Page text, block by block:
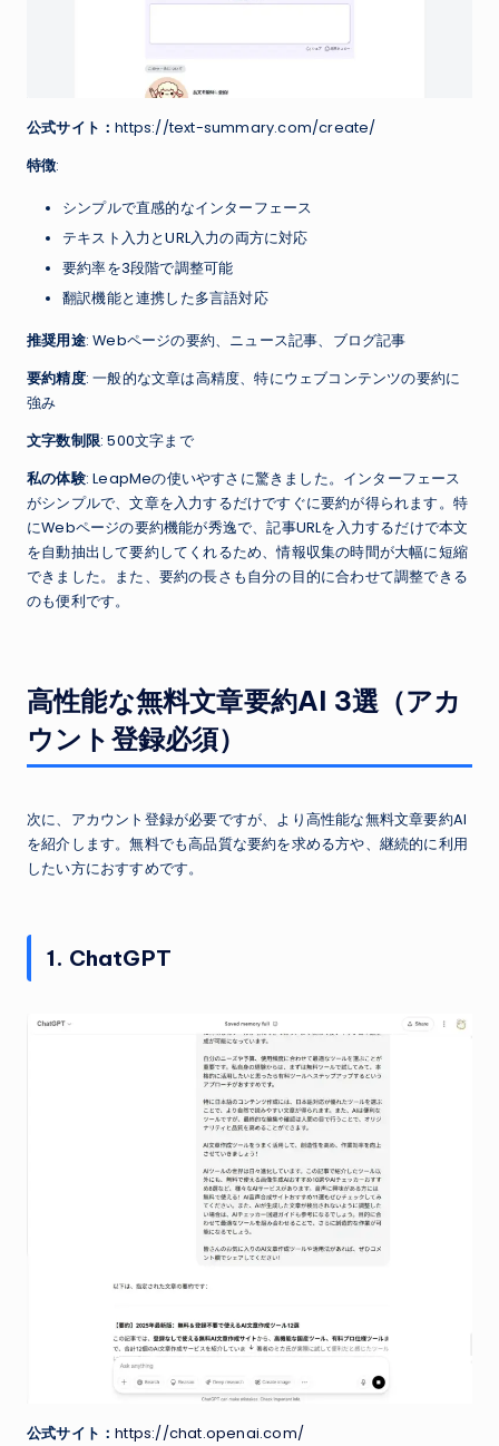
公式サイト：https://text-summary.com/create/
特徴:
シンプルで直感的なインターフェース
テキスト入力とURL入力の両方に対応
要約率を3段階で調整可能
翻訳機能と連携した多言語対応
推奨用途: Webページの要約、ニュース記事、ブログ記事
要約精度: 一般的な文章は高精度、特にウェブコンテンツの要約に
強み
文字数制限: 500文字まで
私の体験: LeapMeの使いやすさに驚きました。インターフェース
がシンプルで、文章を入力するだけですぐに要約が得られます。特
にWebページの要約機能が秀逸で、記事URLを入力するだけで本文
を自動抽出して要約してくれるため、情報収集の時間が大幅に短縮
できました。また、要約の長さも自分の目的に合わせて調整できる
のも便利です。
高性能な無料文章要約AI 3選（アカ
ウント登録必須）
次に、アカウント登録が必要ですが、より高性能な無料文章要約AI
を紹介します。無料でも高品質な要約を求める方や、継続的に利用
したい方におすすめです。
1. ChatGPT
公式サイト：https://chat.openai.com/